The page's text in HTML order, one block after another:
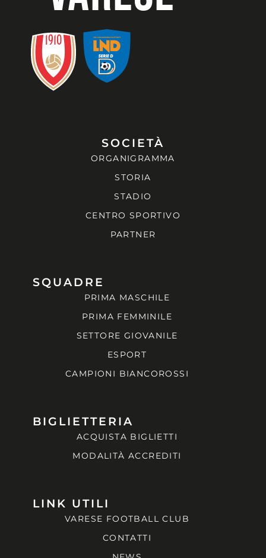
SOCIETÀ
ORGANIGRAMMA
STORIA
STADIO
CENTRO SPORTIVO
PARTNER
SQUADRE
PRIMA MASCHILE
PRIMA FEMMINILE
SETTORE GIOVANILE
ESPORT
CAMPIONI BIANCOROSSI
BIGLIETTERIA
ACQUISTA BIGLIETTI
MODALITÀ ACCREDITI
LINK UTILI
VARESE FOOTBALL CLUB
CONTATTI